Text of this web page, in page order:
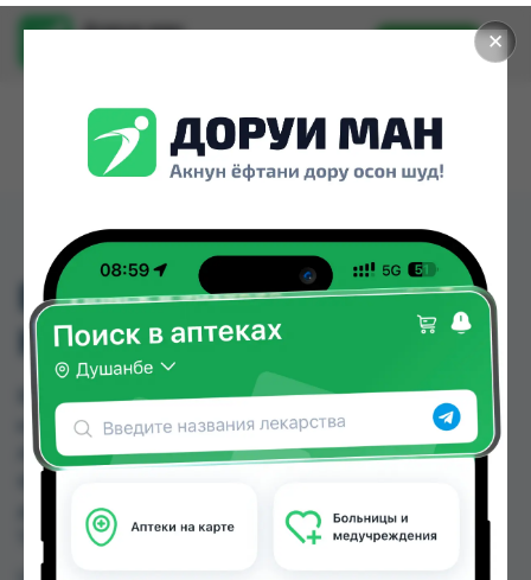
✕
Доруи ман
Установить
ВИТАМИН Д3+К2 GLS
КАПС №60
ВИТАМИН Д3+К2 GLS КАПС №60 можно купить
или заказать в аптеках, Аптека Нур (Nur), Арча,
Аслфарм №1, Аслфарм №2, Аслфарм №6, Дору
до 334.00 TJS в Душанбе и других городах
Таджикистана